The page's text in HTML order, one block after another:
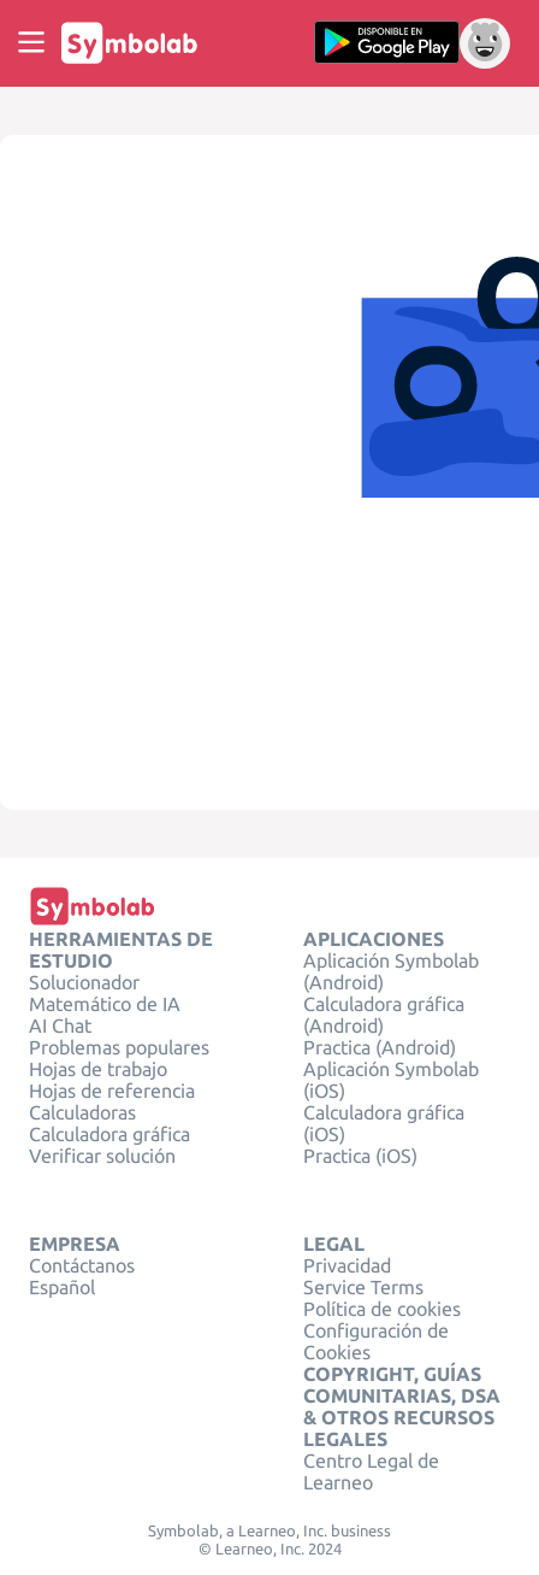
HERRAMIENTAS DE
ESTUDIO
Solucionador
Matemático de IA
AI Chat
Problemas populares
Hojas de trabajo
Hojas de referencia
Calculadoras
Calculadora gráfica
Verificar solución
APLICACIONES
Aplicación Symbolab
(Android)
Calculadora gráfica
(Android)
Practica (Android)
Aplicación Symbolab
(iOS)
Calculadora gráfica
(iOS)
Practica (iOS)
EMPRESA
Contáctanos
Español
LEGAL
Privacidad
Service Terms
Política de cookies
Configuración de
Cookies
COPYRIGHT, GUÍAS
COMUNITARIAS, DSA
& OTROS RECURSOS
LEGALES
Centro Legal de
Learneo
Symbolab, a Learneo, Inc. business
© Learneo, Inc. 2024